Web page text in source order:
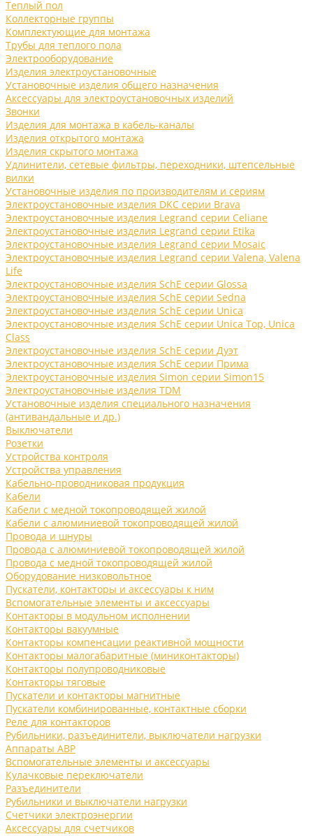
Теплый пол
Коллекторные группы
Комплектующие для монтажа
Трубы для теплого пола
Электрооборудование
Изделия электроустановочные
Установочные изделия общего назначения
Аксессуары для электроустановочных изделий
Звонки
Изделия для монтажа в кабель-каналы
Изделия открытого монтажа
Изделия скрытого монтажа
Удлинители, сетевые фильтры, переходники, штепсельные
вилки
Установочные изделия по производителям и сериям
Электроустановочные изделия DKC серии Brava
Электроустановочные изделия Legrand серии Celiane
Электроустановочные изделия Legrand серии Etika
Электроустановочные изделия Legrand серии Mosaic
Электроустановочные изделия Legrand серии Valena, Valena
Life
Электроустановочные изделия SchE серии Glossa
Электроустановочные изделия SchE серии Sedna
Электроустановочные изделия SchE серии Unica
Электроустановочные изделия SchE серии Unica Top, Unica
Class
Электроустановочные изделия SchE серии Дуэт
Электроустановочные изделия SchE серии Прима
Электроустановочные изделия Simon серии Simon15
Электроустановочные изделия TDM
Установочные изделия специального назначения
(антивандальные и др.)
Выключатели
Розетки
Устройства контроля
Устройства управления
Кабельно-проводниковая продукция
Кабели
Кабели с медной токопроводящей жилой
Кабели с алюминиевой токопроводящей жилой
Провода и шнуры
Провода с алюминиевой токопроводящей жилой
Провода с медной токопроводящей жилой
Оборудование низковольтное
Пускатели, контакторы и аксессуары к ним
Вспомогательные элементы и аксессуары
Контакторы в модульном исполнении
Контакторы вакуумные
Контакторы компенсации реактивной мощности
Контакторы малогабаритные (миниконтакторы)
Контакторы полупроводниковые
Контакторы тяговые
Пускатели и контакторы магнитные
Пускатели комбинированные, контактные сборки
Реле для контакторов
Рубильники, разъединители, выключатели нагрузки
Аппараты АВР
Вспомогательные элементы и аксессуары
Кулачковые переключатели
Разъединители
Рубильники и выключатели нагрузки
Счетчики электроэнергии
Аксессуары для счетчиков